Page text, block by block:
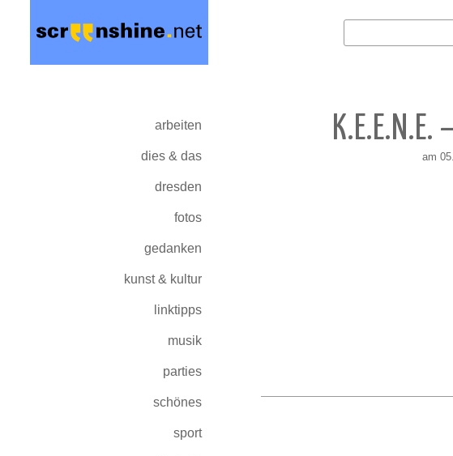
arbeiten
dies & das
dresden
fotos
gedanken
kunst & kultur
linktipps
musik
parties
schönes
sport
am